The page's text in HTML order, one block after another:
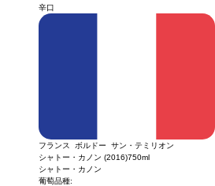
辛口
フランス ボルドー サン・テミリオン
シャトー・カノン (2016)750ml
シャトー・カノン
葡萄品種: